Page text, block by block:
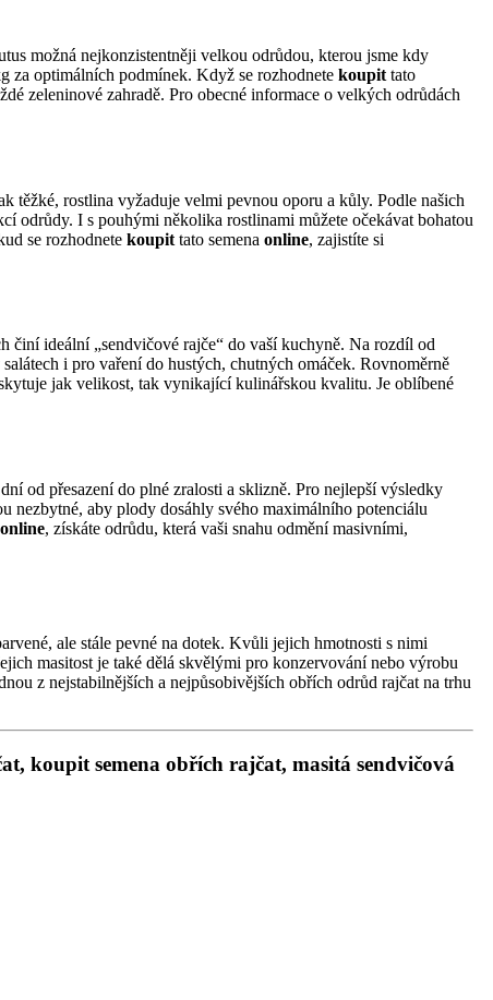
možná nejkonzistentněji velkou odrůdou, kterou jsme kdy
za optimálních podmínek. Když se rozhodnete koupit tato
zeleninové zahradě. Pro obecné informace o velkých odrůdách
těžké, rostlina vyžaduje velmi pevnou oporu a kůly. Podle našich
odrůdy. I s pouhými několika rostlinami můžete očekávat bohatou
se rozhodnete koupit tato semena online, zajistíte si
činí ideální „sendvičové rajče“ do vaší kuchyně. Na rozdíl od
i pro vaření do hustých, chutných omáček. Rovnoměrně
jak velikost, tak vynikající kulinářskou kvalitu. Je oblíbené
od přesazení do plné zralosti a sklizně. Pro nejlepší výsledky
nezbytné, aby plody dosáhly svého maximálního potenciálu
online, získáte odrůdu, která vaši snahu odmění masivními,
ale stále pevné na dotek. Kvůli jejich hmotnosti s nimi
masitost je také dělá skvělými pro konzervování nebo výrobu
z nejstabilnějších a nejpůsobivějších obřích odrůd rajčat na trhu
koupit semena obřích rajčat, masitá sendvičová